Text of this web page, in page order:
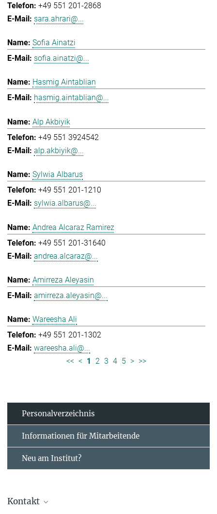
+49 551 201-2868
sara.ahrari@...
Sofia Ainatzi
sofia.ainatzi@...
Hasmig Aintablian
hasmig.aintablian@...
Alp Akbiyik
+49 551 3924542
alp.akbiyik@...
Sylwia Albarus
+49 551 201-1210
sylwia.albarus@...
Andrea Alcaraz Ramirez
+49 551 201-31640
andrea.alcaraz@...
Amirreza Aleyasin
amirreza.aleyasin@...
Wareesha Ali
+49 551 201-1302
wareesha.ali@...
<< < 1 2 3 4 5 > >>
Personal­verzeichnis
Informationen für Mitarbeitende
Neu am Institut?
Kontakt